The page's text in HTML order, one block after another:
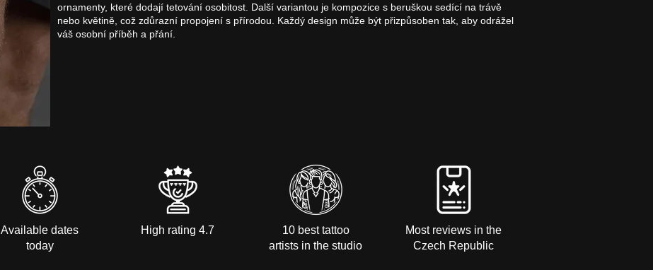
ornamenty, které dodají tetování osobitost. Další variantou je kompozice s beruškou sedící na trávě
nebo květině, což zdůrazní propojení s přírodou. Každý design může být přizpůsoben tak, aby odrážel
váš osobní příběh a přání.
Available dates
today
High rating 4.7
10 best tattoo
artists in the studio
Most reviews in the
Czech Republic